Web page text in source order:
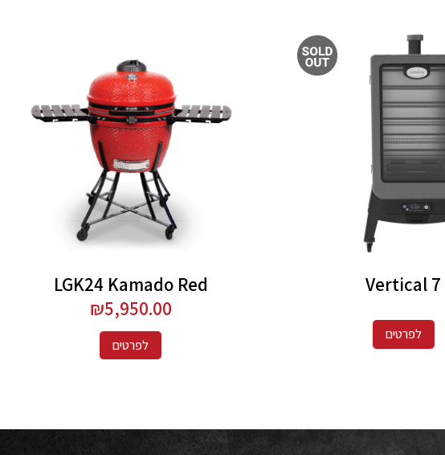
Vertical 7
לפרטים
LGK24 Kamado Red
₪5,950.00
לפרטים